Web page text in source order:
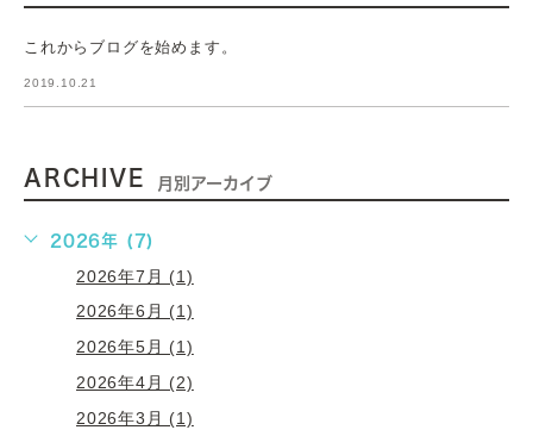
これからブログを始めます。
2019.10.21
ARCHIVE 月別アーカイブ
2026年 (7)
2026年7月 (1)
2026年6月 (1)
2026年5月 (1)
2026年4月 (2)
2026年3月 (1)